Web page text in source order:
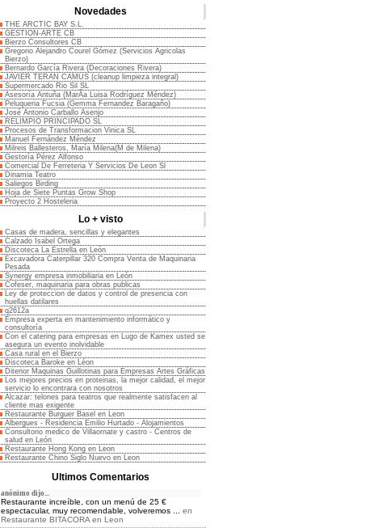
Novedades
THE ARCTIC BAY S.L.
GESTION-ARTE CB
Bierzo Consultores CB
Gregorio Alejandro Courel Gómez (Servicios Agricolas
Bierzo)
Bernardo García Rivera (Decoraciones Rivera)
JAVIER TERAN CAMUS (cleanup limpieza integral)
Supermercado Rio Sil SL
Asesorí­a Antuña (MarÃ­a Luisa Rodrí­guez Méndez)
Peluqueria Fucsia (Gemma Fernandez Baragaño)
José Antonio Carballo Asenjo
RELIMPIO PRINCIPADO SL
Procesos de Transformacion Vinica SL
Manuel Fernández Méndez
Milreis Ballesteros, María Milena(M de Milena)
Gestoría Pérez Alfonso
Comercial De Ferreteria Y Servicios De Leon Sl
Dinamia Teatro
Saliegos Birding
Hoja de Siete Puntas Grow Shop
Proyecto 2 Hosteleria
Lo + visto
Casas de madera, sencillas y elegantes
Calzado Isabel Ortega
Discoteca La Estrella en León
Excavadora Caterpillar 320 Compra Venta de Maquinaria
Pesada
Synergy empresa inmobiliaria en León
Cofeser, maquinaria para obras publicas
Ley de proteccion de datos y control de presencia con
huellas datilares
q2612a
Empresa experta en mantenimiento informático y
consultoría
Con el catering para empresas en Lugo de Kamex usted se
asegura un evento inolvidable
Casa rural en el Bierzo
Discoteca Baroke en Léon
Ditenor Maquinas Guillotinas para Empresas Artes Gráficas
Los mejores precios en proteinas, la mejor calidad, el mejor
servicio lo encontrara con nosotros
Alcazar: telones para teatros que realmente satisfacen al
cliente mas exigente
Restaurante Burguer Basel en Leon
Albergues - Residencia Emilio Hurtado - Alojamientos
Consultorio medico de Villaornate y castro - Centros de
salud en León
Restaurante Hong Kong en Leon
Restaurante Chino Siglo Nuevo en Leon
Ultimos Comentarios
anónimo dijo...
Restaurante increíble, con un menú de 25 €
espectacular, muy recomendable, volveremos ... en
Restaurante BITACORA en Leon